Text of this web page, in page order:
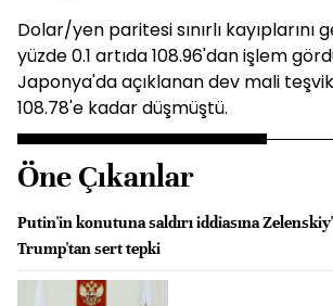
Dolar/yen paritesi sınırlı kayıplarını
yüzde 0.1 artıda 108.96'dan işlem
Japonya'da açıklanan dev mali
108.78'e kadar düşmüştü.
Öne Çıkanlar
Putin'in konutuna saldırı iddiasına
Trump'tan sert tepki